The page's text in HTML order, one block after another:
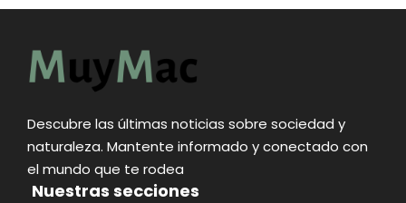
Descubre las últimas noticias sobre sociedad y
naturaleza. Mantente informado y conectado con
el mundo que te rodea
Nuestras secciones